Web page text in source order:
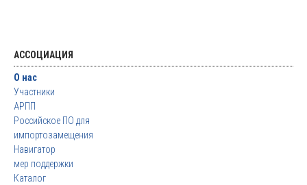
АССОЦИАЦИЯ
О нас
Участники
АРПП
Российское ПО для
импортозамещения
Навигатор
мер поддержки
Каталог